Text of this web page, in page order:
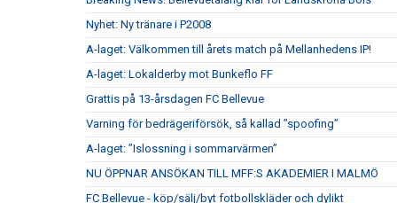
Nyhet: Ny tränare i P2008
A-laget: Välkommen till årets match på Mellanhedens IP!
A-laget: Lokalderby mot Bunkeflo FF
Grattis på 13-årsdagen FC Bellevue
Varning för bedrägeriförsök, så kallad ”spoofing”
A-laget: ”Islossning i sommarvärmen”
NU ÖPPNAR ANSÖKAN TILL MFF:S AKADEMIER I MALMÖ
FC Bellevue - köp/sälj/byt fotbollskläder och dylikt